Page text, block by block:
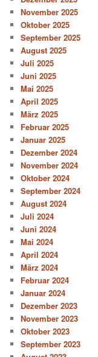
November 2025
Oktober 2025
September 2025
August 2025
Juli 2025
Juni 2025
Mai 2025
April 2025
März 2025
Februar 2025
Januar 2025
Dezember 2024
November 2024
Oktober 2024
September 2024
August 2024
Juli 2024
Juni 2024
Mai 2024
April 2024
März 2024
Februar 2024
Januar 2024
Dezember 2023
November 2023
Oktober 2023
September 2023